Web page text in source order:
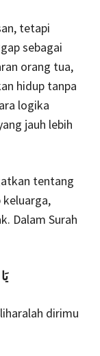
tetapi
sebagai
orang tua,
hidup tanpa
logika
jauh lebih
tentang
Dalam Surah
dirimu